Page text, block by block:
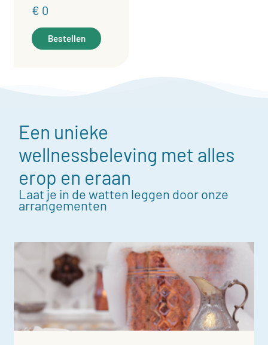
€ 0
Bestellen
Een unieke
wellnessbeleving met alles
erop en eraan
Laat je in de watten leggen door onze
arrangementen